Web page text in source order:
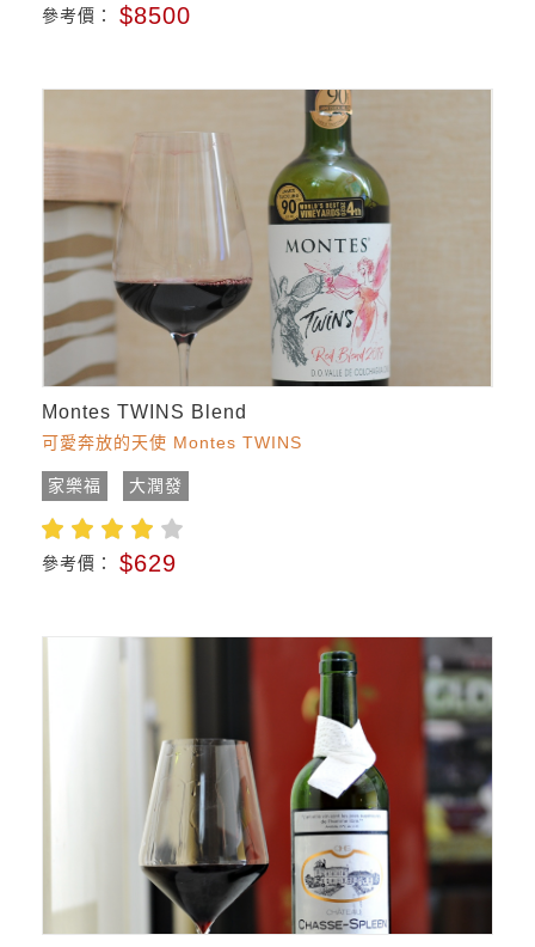
參考價： $8500
Montes TWINS Blend
可愛奔放的天使 Montes TWINS
家樂福 大潤發
參考價： $629